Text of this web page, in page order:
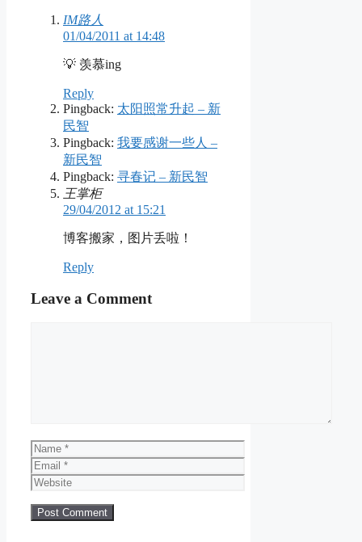
IM路人
01/04/2011 at 14:48
💡 羡慕ing
Reply
Pingback: 太阳照常升起 – 新
民智
Pingback: 我要感谢一些人 –
新民智
Pingback: 寻春记 – 新民智
王掌柜
29/04/2012 at 15:21
博客搬家，图片丢啦！
Reply
Leave a Comment
Name
Email
Website